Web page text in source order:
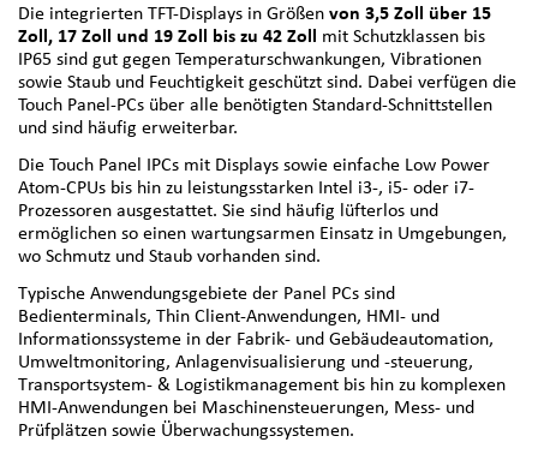
Die integrierten TFT-Displays in Größen von 3,5 Zoll über 15
Zoll, 17 Zoll und 19 Zoll bis zu 42 Zoll mit Schutzklassen bis
IP65 sind gut gegen Temperaturschwankungen, Vibrationen
sowie Staub und Feuchtigkeit geschützt sind. Dabei verfügen die
Touch Panel-PCs über alle benötigten Standard-Schnittstellen
und sind häufig erweiterbar.
Die Touch Panel IPCs mit Displays sowie einfache Low Power
Atom-CPUs bis hin zu leistungsstarken Intel i3-, i5- oder i7-
Prozessoren ausgestattet. Sie sind häufig lüfterlos und
ermöglichen so einen wartungsarmen Einsatz in Umgebungen,
wo Schmutz und Staub vorhanden sind.
Typische Anwendungsgebiete der Panel PCs sind
Bedienterminals, Thin Client-Anwendungen, HMI- und
Informationssysteme in der Fabrik- und Gebäudeautomation,
Umweltmonitoring, Anlagenvisualisierung und -steuerung,
Transportsystem- & Logistikmanagement bis hin zu komplexen
HMI-Anwendungen bei Maschinensteuerungen, Mess- und
Prüfplätzen sowie Überwachungssystemen.